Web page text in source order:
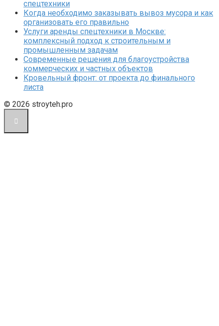
спецтехники
Когда необходимо заказывать вывоз мусора и как
организовать его правильно
Услуги аренды спецтехники в Москве:
комплексный подход к строительным и
промышленным задачам
Современные решения для благоустройства
коммерческих и частных объектов
Кровельный фронт: от проекта до финального
листа
© 2026 stroyteh.pro